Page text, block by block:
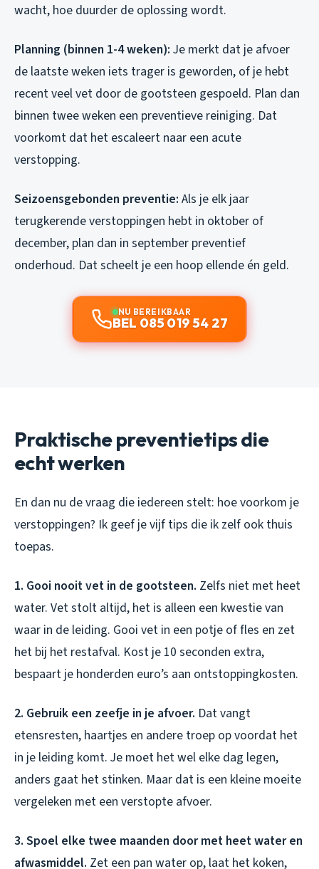
wacht, hoe duurder de oplossing wordt.
Planning (binnen 1-4 weken): Je merkt dat je afvoer
de laatste weken iets trager is geworden, of je hebt
recent veel vet door de gootsteen gespoeld. Plan dan
binnen twee weken een preventieve reiniging. Dat
voorkomt dat het escaleert naar een acute
verstopping.
Seizoensgebonden preventie: Als je elk jaar
terugkerende verstoppingen hebt in oktober of
december, plan dan in september preventief
onderhoud. Dat scheelt je een hoop ellende én geld.
NU BEREIKBAAR
BEL 085 019 54 27
Praktische preventietips die
echt werken
En dan nu de vraag die iedereen stelt: hoe voorkom je
verstoppingen? Ik geef je vijf tips die ik zelf ook thuis
toepas.
1. Gooi nooit vet in de gootsteen. Zelfs niet met heet
water. Vet stolt altijd, het is alleen een kwestie van
waar in de leiding. Gooi vet in een potje of fles en zet
het bij het restafval. Kost je 10 seconden extra,
bespaart je honderden euro’s aan ontstoppingkosten.
2. Gebruik een zeefje in je afvoer. Dat vangt
etensresten, haartjes en andere troep op voordat het
in je leiding komt. Je moet het wel elke dag legen,
anders gaat het stinken. Maar dat is een kleine moeite
vergeleken met een verstopte afvoer.
3. Spoel elke twee maanden door met heet water en
afwasmiddel. Zet een pan water op, laat het koken,